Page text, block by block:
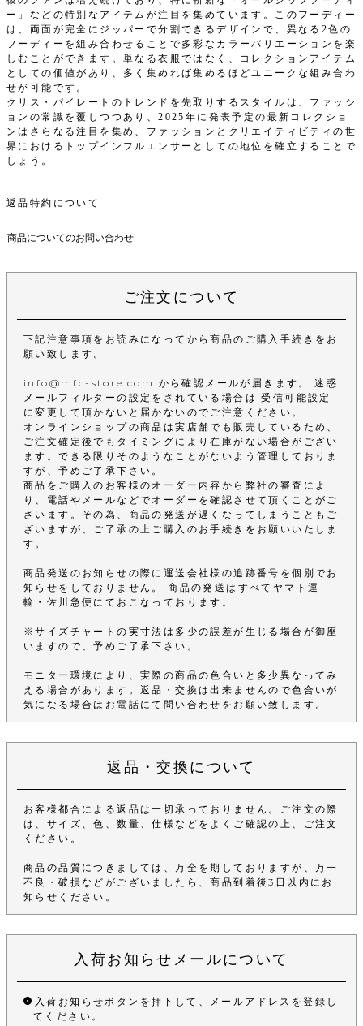
ー」などの特別なアイテムが注目を集めています。このフーディー
は、両面が完全にジッパーで分割できるデザインで、異なる2色の
フーディーを組み合わせることで多彩なカラーバリエーションを楽
しむことができます。単なる衣服ではなく、コレクションアイテム
としての価値があり、多く集めれば集めるほどユニークな組み合わ
せが可能です。
クリス・パイレートのトレンドを先取りするスタイルは、ファッシ
ョンの常識を覆しつつあり、2025年に発表予定の最新コレクショ
ンはさらなる注目を集め、ファッションとクリエイティビティの世
界におけるトップインフルエンサーとしての地位を確立することで
しょう。
返品特約について
商品についてのお問い合わせ
ご注文について
下記注意事項をお読みになってから商品のご購入手続きをお
願い致します。
info@mfc-store.com から確認メールが届きます。 迷惑
メールフィルターの設定をされている場合は 受信可能設定
に変更して頂かないと届かないのでご注意ください。
オンラインショップの商品は実店舗でも販売しているため、
ご注文確定後でもタイミングにより在庫がない場合がござい
ます。できる限りそのようなことがないよう管理しておりま
すが、予めご了承下さい。
商品をご購入のお客様のオーダー内容から弊社の審査によ
り、電話やメールなどでオーダーを確認させて頂くことがご
ざいます。その為、商品の発送が遅くなってしまうこともご
ざいますが、ご了承の上ご購入のお手続きをお願いいたしま
す。
商品発送のお知らせの際に運送会社様の追跡番号を個別でお
知らせをしておりません。 商品の発送はすべてヤマト運
輸・佐川急便にておこなっております。
※サイズチャートの実寸法は多少の誤差が生じる場合が御座
いますので、予めご了承下さい。
モニター環境により、実際の商品の色合いと多少異なってみ
える場合があります。返品・交換は出来ませんので色合いが
気になる場合はお電話にて問い合わせをお願い致します。
返品・交換について
お客様都合による返品は一切承っておりません。ご注文の際
は、サイズ、色、数量、仕様などをよくご確認の上、ご注文
ください。
商品の品質につきましては、万全を期しておりますが、万一
不良・破損などがございましたら、商品到着後3日以内にお
知らせください。
入荷お知らせメールについて
入荷お知らせボタンを押下して、メールアドレスを登録し
てください。